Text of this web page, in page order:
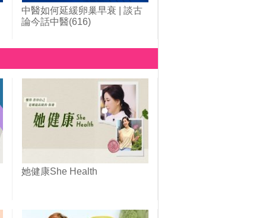
中醫如何延緩卵巢早衰 | 談古
論今話中醫(616)
她健康She Health